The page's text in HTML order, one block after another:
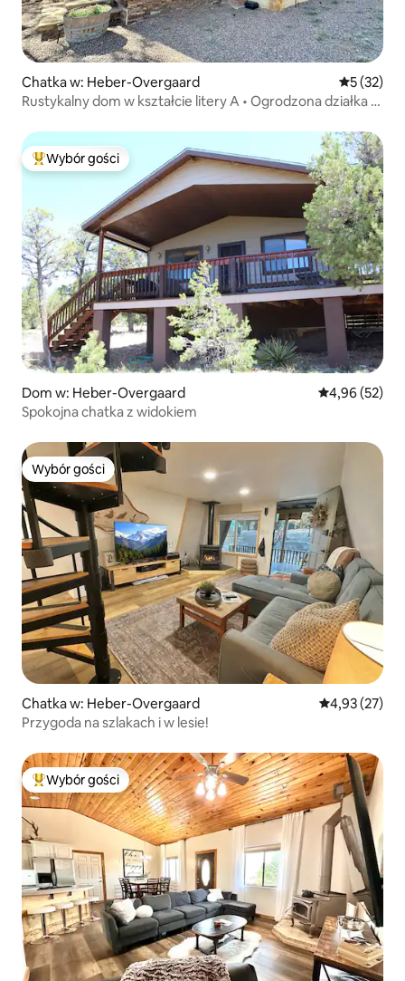
Chatka w: Heber-Overgaard Średnia
5 (32)
Rustykalny dom w kształcie litery A • Ogrodzona działka o
Najpopularniejsze z kategorii Wybór gości
Wybór gości
Dom w: Heber-Overgaard Średnia
4,96 (52)
Spokojna chatka z widokiem
Wybór gości
Wybór gości
Chatka w: Heber-Overgaard Średnia
4,93 (27)
Przygoda na szlakach i w lesie!
Najpopularniejsze z kategorii Wybór gości
Wybór gości